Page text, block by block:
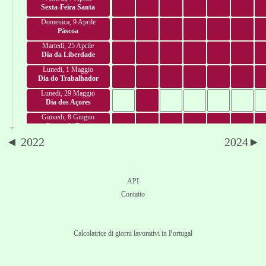
Sexta-Feira Santa
Domenica, 9 Aprile
Páscoa
Martedì, 25 Aprile
Dia da Liberdade
Lunedi, 1 Maggio
Dia do Trabalhador
Lunedi, 29 Maggio
Dia dos Açores
Giovedi, 8 Giugno
Corpo de Deus
Sabato, 10 Giugno
Sabato, 1 Luglio
◄ 2022 2024►
API
Contatto
Calcolatrice di giorni lavorativi in Portugal